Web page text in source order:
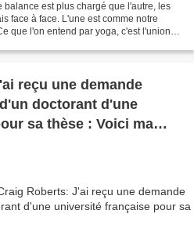
balance est plus chargé que l'autre, les
face à face. L'une est comme notre
que l'on entend par yoga, c'est l'union
reçu une demande
doctorant d'une
sa thèse : Voici ma